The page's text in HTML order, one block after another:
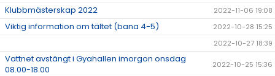
Klubbmästerskap 2022 2022-11-06 19:08
Viktig information om tältet (bana 4-5)
2022-10-28 15:25
2022-10-27 18:39
Vattnet avstängt i Gyahallen imorgon onsdag
08.00-18.00
2022-10-25 15:36